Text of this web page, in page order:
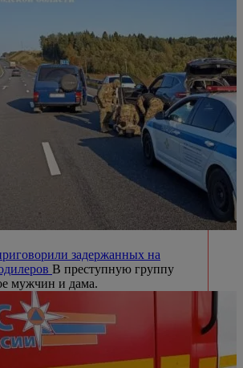
задержанных на
В преступную группу
мужчин и дама.